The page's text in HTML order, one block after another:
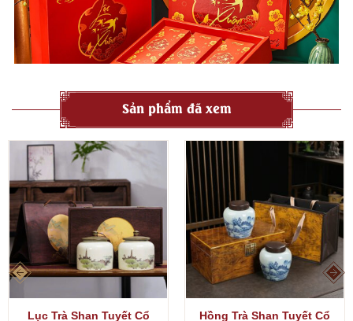
Sản phẩm đã xem
Lục Trà Shan Tuyết Cổ
Hồng Trà Shan Tuyết Cổ